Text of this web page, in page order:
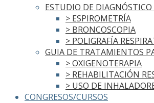
ESTUDIO DE DIAGNÓSTICO
> ESPIROMETRÍA
> BRONCOSCOPIA
> POLIGRAFÍA
GUIA DE TRATAMIENTOS
> OXIGENOTERAPIA
> REHABILITACIÓN
> USO DE
CONGRESOS/CURSOS